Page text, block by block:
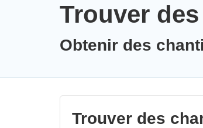
Trouver
Obtenir des
Trouver des